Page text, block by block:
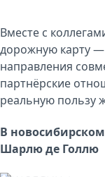
Вместе с
дорожную карту —
направления
партнёрские
реальную пользу
В
Шарлю де Голлю